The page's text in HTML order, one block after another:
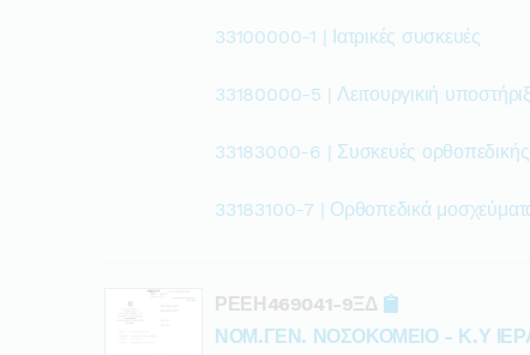
33100000-1 | Ιατρικές συσκευές
33180000-5 | Λειτουργικιή
33183000-6 | Συσκευές
33183100-7 | Ορθοπεδικά
ΡΕΕΗ469041-9ΞΔ
ΝΟΜ.ΓΕΝ. ΝΟΣΟΚΟΜΕΙΟ - Κ.Υ